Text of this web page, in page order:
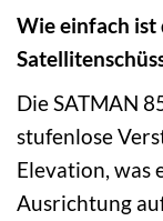
Wie einfach
Die SATMAN
stufenlose
Elevation, was
Ausrichtung